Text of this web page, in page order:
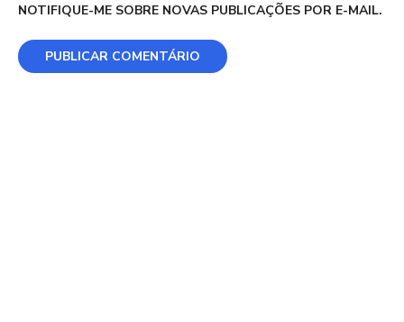
NOTIFIQUE-ME SOBRE NOVAS PUBLICAÇÕES POR E-MAIL.